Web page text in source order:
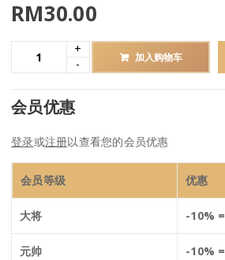
RM30.00
加入购物车
会员优惠
登录或注册以查看您的会员优惠
会员等级 优惠
大将 -10% =
元帅 -10% =